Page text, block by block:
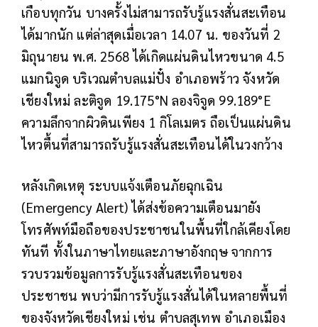
เกือบทุกวัน บางครั้งไม่สามารถรับรู้แรงสั่นสะเทือน
ได้มากนัก แต่ล่าสุดเมื่อเวลา 14.07 น. ของวันที่ 2
มิถุนายน พ.ศ. 2568 ได้เกิดแผ่นดินไหวขนาด 4.5
แมกนิจูด บริเวณตำบลแม่ปั๋ง อำเภอพร้าว จังหวัด
เชียงใหม่ ละติจูด 19.175°N ลองจิจูด 99.189°E
ความลึกจากผิวดินเพียง 1 กิโลเมตร ถือเป็นแผ่นดิน
ไหวตื้นที่สามารถรับรู้แรงสั่นสะเทือนได้ในวงกว้าง
หลังเกิดเหตุ ระบบแจ้งเตือนภัยฉุกเฉิน
(Emergency Alert) ได้ส่งข้อความเตือนมายัง
โทรศัพท์มือถือของประชาชนในพื้นที่ใกล้เคียงโดย
ทันที ทั้งในภาษาไทยและภาษาอังกฤษ จากการ
รวบรวมข้อมูลการรับรู้แรงสั่นสะเทือนของ
ประชาชน พบว่ามีการรับรู้แรงสั่นได้ในหลายพื้นที่
ของจังหวัดเชียงใหม่ เช่น ตำบลสุเทพ อำเภอเมือง